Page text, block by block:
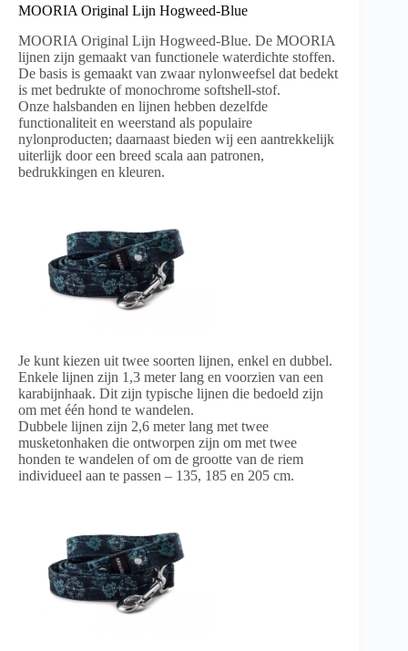
MOORIA Original Lijn Hogweed-Blue
MOORIA Original Lijn Hogweed-Blue. De MOORIA
lijnen zijn gemaakt van functionele waterdichte stoffen.
De basis is gemaakt van zwaar nylonweefsel dat bedekt
is met bedrukte of monochrome softshell-stof.
Onze halsbanden en lijnen hebben dezelfde
functionaliteit en weerstand als populaire
nylonproducten; daarnaast bieden wij een aantrekkelijk
uiterlijk door een breed scala aan patronen,
bedrukkingen en kleuren.
Je kunt kiezen uit twee soorten lijnen, enkel en dubbel.
Enkele lijnen zijn 1,3 meter lang en voorzien van een
karabijnhaak. Dit zijn typische lijnen die bedoeld zijn
om met één hond te wandelen.
Dubbele lijnen zijn 2,6 meter lang met twee
musketonhaken die ontworpen zijn om met twee
honden te wandelen of om de grootte van de riem
individueel aan te passen – 135, 185 en 205 cm.